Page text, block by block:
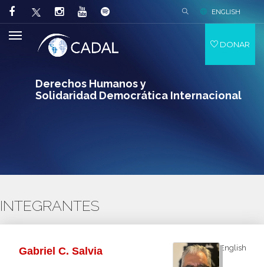
Derechos Humanos y
Solidaridad Democrática Internacional
ENGLISH
DONAR
INTEGRANTES
English
Gabriel C. Salvia